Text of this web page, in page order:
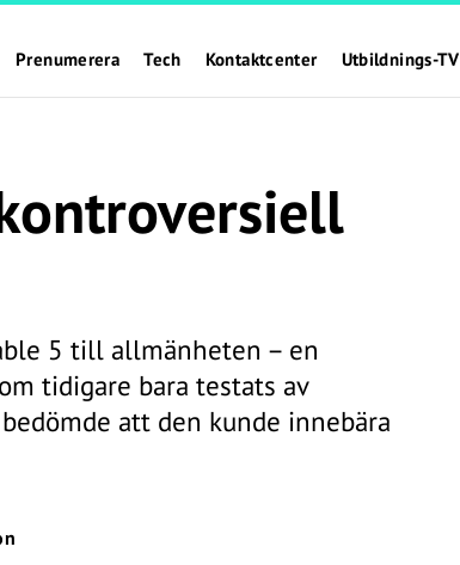
Prenumerera Tech Kontaktcenter Utbildnings-TV
5 till allmänheten – en
tidigare bara testats av
att den kunde innebära